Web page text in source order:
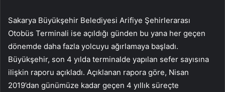
Sakarya Büyükşehir Belediyesi Arifiye Şehirlerarası
Otobüs Terminali ise açıldığı günden bu yana her geçen
dönemde daha fazla yolcuyu ağırlamaya başladı.
Büyükşehir, son 4 yılda terminalde yapılan sefer sayısına
ilişkin raporu açıkladı. Açıklanan rapora göre, Nisan
2019’dan günümüze kadar geçen 4 yıllık süreçte